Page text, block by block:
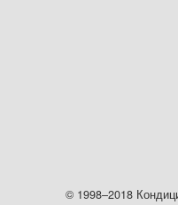
© 1998–2018